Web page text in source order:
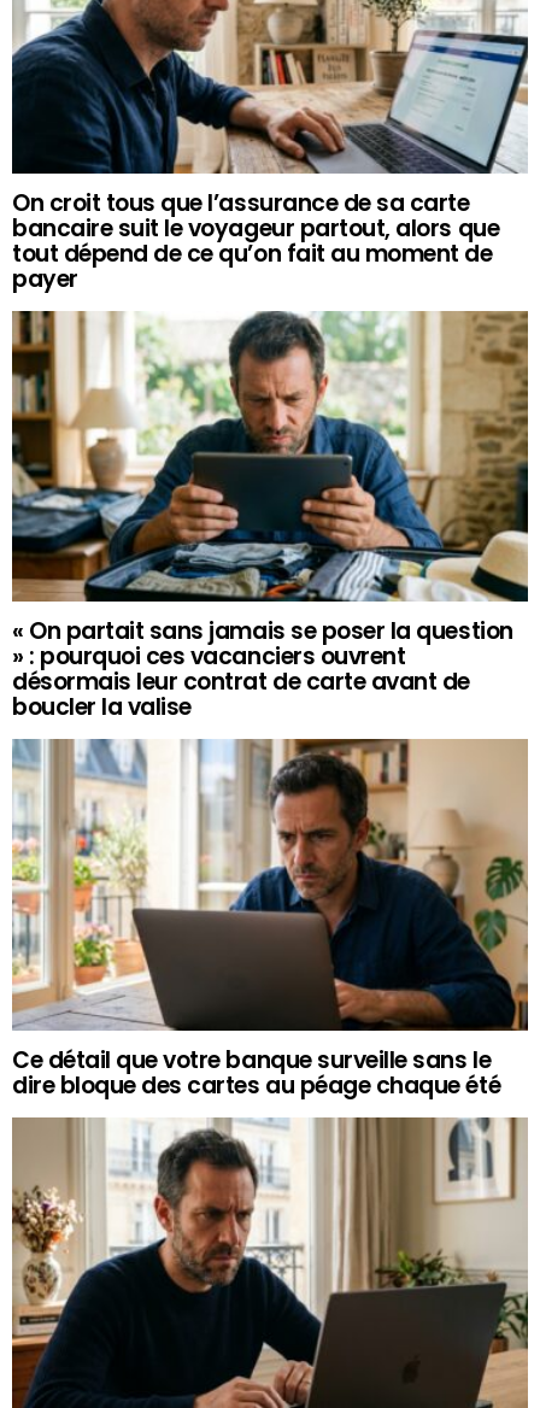
On croit tous que l’assurance de sa carte
bancaire suit le voyageur partout, alors que
tout dépend de ce qu’on fait au moment de
payer
« On partait sans jamais se poser la question
» : pourquoi ces vacanciers ouvrent
désormais leur contrat de carte avant de
boucler la valise
Ce détail que votre banque surveille sans le
dire bloque des cartes au péage chaque été